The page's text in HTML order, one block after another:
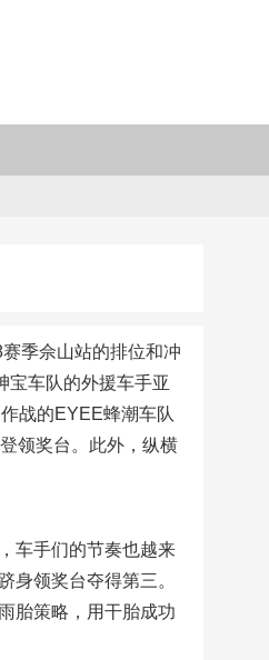
季佘山站的排位和冲
宝车队的外援车手亚
战的EYEE蜂潮车队
领奖台。此外，纵横
车手们的节奏也越来
身领奖台夺得第三。
胎策略，用干胎成功